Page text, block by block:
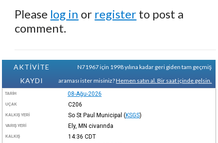
Please log in or register to post a
comment.
AKTİVİTE
KAYDI
N71967 için 1998 yılına kadar geri giden tam geçmiş
araması ister misiniz?Hemen satın al. Bir saat içinde gelsin.
TARIH 08-Ağu-2026
UÇAK C206
KALKIŞ YERI So St Paul Municipal (KSGS)
VARIŞ YERI Ely, MN civarında
KALKIŞ 14:36 CDT